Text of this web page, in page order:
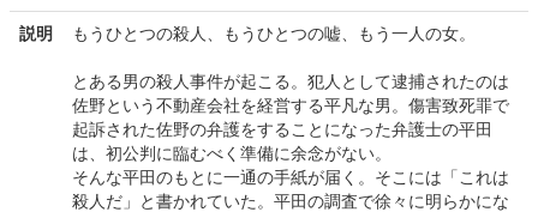
説明 もうひとつの殺人、もうひとつの嘘、もう一人の女。
とある男の殺人事件が起こる。犯人として逮捕されたのは
佐野という不動産会社を経営する平凡な男。傷害致死罪で
起訴された佐野の弁護をすることになった弁護士の平田
は、初公判に臨むべく準備に余念がない。
そんな平田のもとに一通の手紙が届く。そこには「これは
殺人だ」と書かれていた。平田の調査で徐々に明らかにな